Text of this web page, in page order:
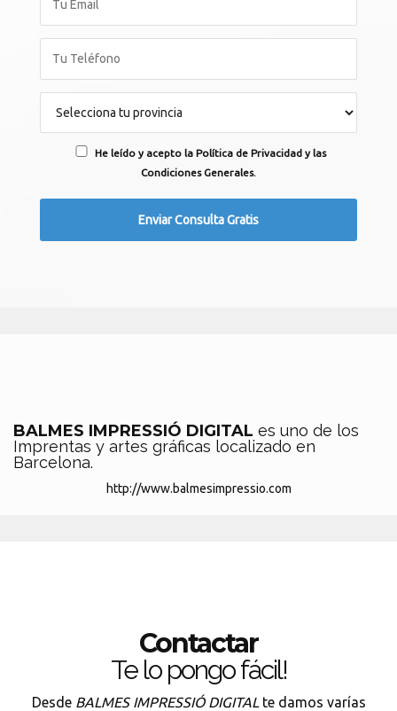
He leído y acepto la Política de Privacidad y las
Condiciones Generales.
BALMES IMPRESSIÓ DIGITAL es uno de los
Imprentas y artes gráficas localizado en
Barcelona.
http://www.balmesimpressio.com
Contactar
Te lo pongo fácil!
Desde BALMES IMPRESSIÓ DIGITALte damos varías